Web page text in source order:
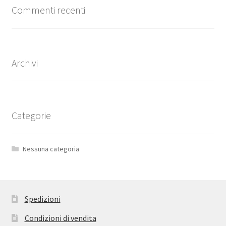
Commenti recenti
Archivi
Categorie
Nessuna categoria
Spedizioni
Condizioni di vendita